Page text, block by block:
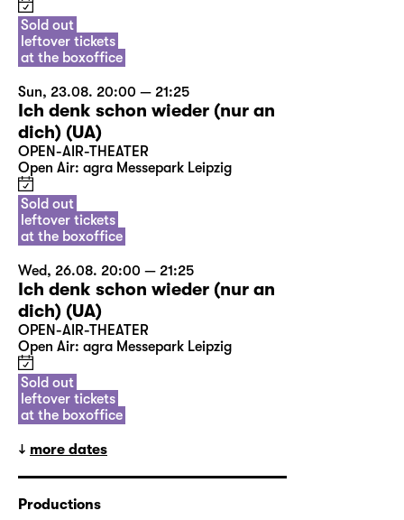
Sold out
leftover tickets
at the boxoffice
Sun, 23.08. 20:00 — 21:25
Ich denk schon wieder (nur an
dich) (UA)
OPEN-AIR-THEATER
Open Air: agra Messepark Leipzig
Sold out
leftover tickets
at the boxoffice
Wed, 26.08. 20:00 — 21:25
Ich denk schon wieder (nur an
dich) (UA)
OPEN-AIR-THEATER
Open Air: agra Messepark Leipzig
Sold out
leftover tickets
at the boxoffice
more dates
Productions